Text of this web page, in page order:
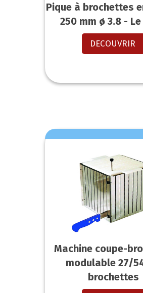
Pique à brochettes
250 mm ø 3.8 -
DECOUVRIR
Machine coupe-
modulable 27/
brochettes